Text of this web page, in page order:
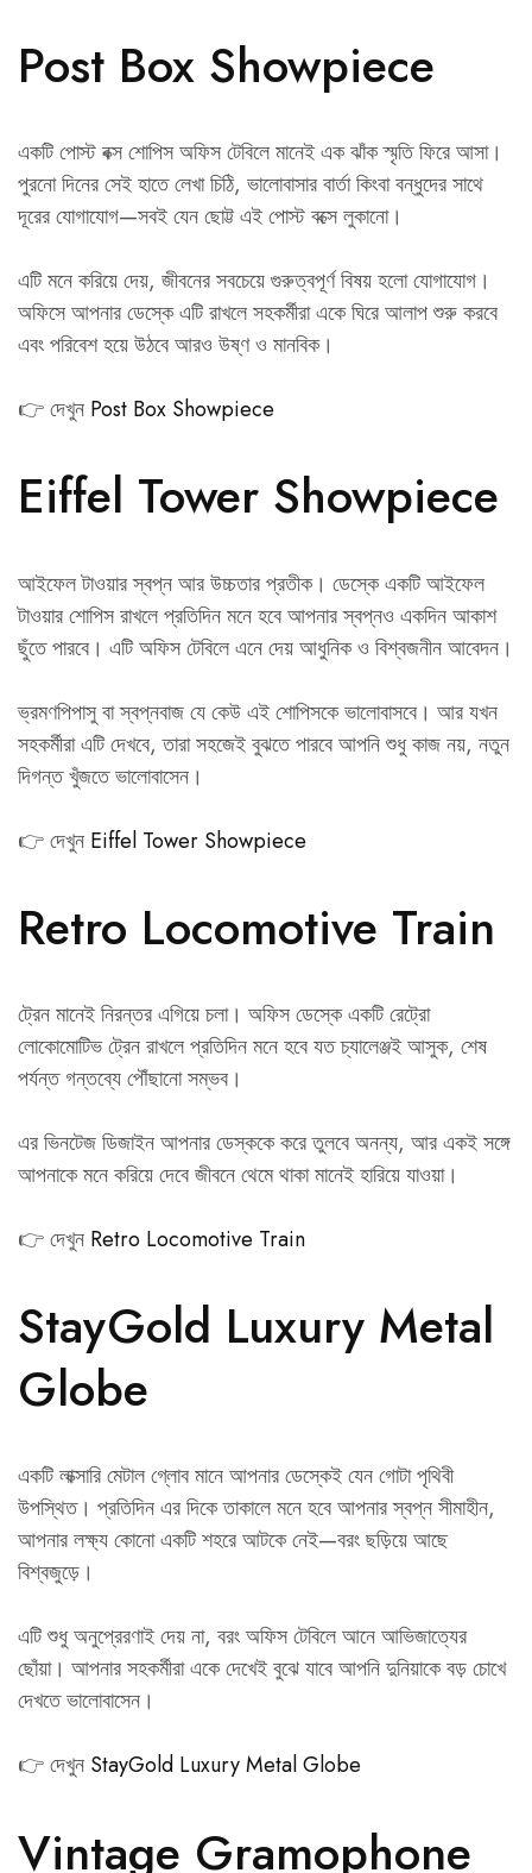
Post Box Showpiece
একটি পোস্ট বক্স শোপিস অফিস টেবিলে মানেই এক ঝাঁক স্মৃতি ফিরে আসা।
পুরনো দিনের সেই হাতে লেখা চিঠি, ভালোবাসার বার্তা কিংবা বন্ধুদের সাথে
দূরের যোগাযোগ—সবই যেন ছোট্ট এই পোস্ট বক্সে লুকানো।
এটি মনে করিয়ে দেয়, জীবনের সবচেয়ে গুরুত্বপূর্ণ বিষয় হলো যোগাযোগ।
অফিসে আপনার ডেস্কে এটি রাখলে সহকর্মীরা একে ঘিরে আলাপ শুরু করবে
এবং পরিবেশ হয়ে উঠবে আরও উষ্ণ ও মানবিক।
👉 দেখুন Post Box Showpiece
Eiffel Tower Showpiece
আইফেল টাওয়ার স্বপ্ন আর উচ্চতার প্রতীক। ডেস্কে একটি আইফেল
টাওয়ার শোপিস রাখলে প্রতিদিন মনে হবে আপনার স্বপ্নও একদিন আকাশ
ছুঁতে পারবে। এটি অফিস টেবিলে এনে দেয় আধুনিক ও বিশ্বজনীন আবেদন।
ভ্রমণপিপাসু বা স্বপ্নবাজ যে কেউ এই শোপিসকে ভালোবাসবে। আর যখন
সহকর্মীরা এটি দেখবে, তারা সহজেই বুঝতে পারবে আপনি শুধু কাজ নয়, নতুন
দিগন্ত খুঁজতে ভালোবাসেন।
👉 দেখুন Eiffel Tower Showpiece
Retro Locomotive Train
ট্রেন মানেই নিরন্তর এগিয়ে চলা। অফিস ডেস্কে একটি রেট্রো
লোকোমোটিভ ট্রেন রাখলে প্রতিদিন মনে হবে যত চ্যালেঞ্জই আসুক, শেষ
পর্যন্ত গন্তব্যে পৌঁছানো সম্ভব।
এর ভিনটেজ ডিজাইন আপনার ডেস্ককে করে তুলবে অনন্য, আর একই সঙ্গে
আপনাকে মনে করিয়ে দেবে জীবনে থেমে থাকা মানেই হারিয়ে যাওয়া।
👉 দেখুন Retro Locomotive Train
StayGold Luxury Metal
Globe
একটি লাক্সারি মেটাল গ্লোব মানে আপনার ডেস্কেই যেন গোটা পৃথিবী
উপস্থিত। প্রতিদিন এর দিকে তাকালে মনে হবে আপনার স্বপ্ন সীমাহীন,
আপনার লক্ষ্য কোনো একটি শহরে আটকে নেই—বরং ছড়িয়ে আছে
বিশ্বজুড়ে।
এটি শুধু অনুপ্রেরণাই দেয় না, বরং অফিস টেবিলে আনে আভিজাত্যের
ছোঁয়া। আপনার সহকর্মীরা একে দেখেই বুঝে যাবে আপনি দুনিয়াকে বড় চোখে
দেখতে ভালোবাসেন।
👉 দেখুন StayGold Luxury Metal Globe
Vintage Gramophone